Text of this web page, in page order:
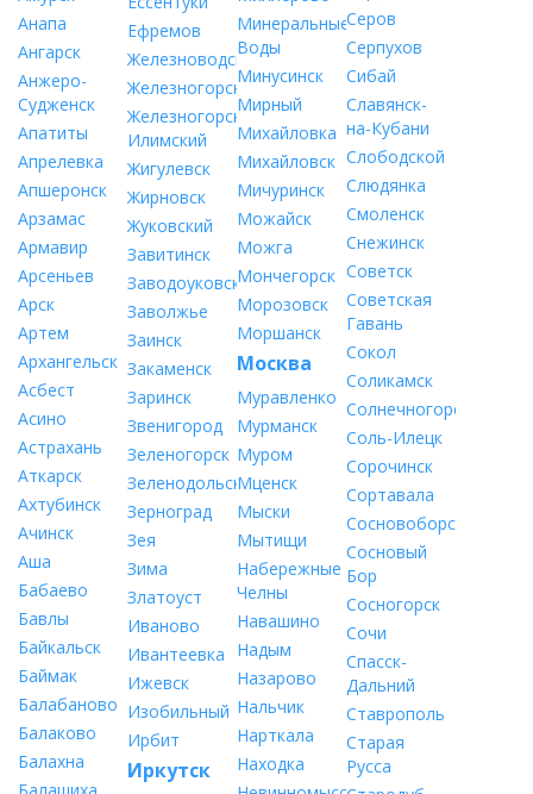
Анапа
Ангарск
Анжеро-
Судженск
Апатиты
Апрелевка
Апшеронск
Арзамас
Армавир
Арсеньев
Арск
Артем
Архангельск
Асбест
Асино
Астрахань
Аткарск
Ахтубинск
Ачинск
Аша
Бабаево
Бавлы
Байкальск
Баймак
Балабаново
Балаково
Балахна
Ефремов
Железноводск
Железногорск
Железногорск-
Илимский
Жигулевск
Жирновск
Жуковский
Завитинск
Заводоуковск
Заволжье
Заинск
Закаменск
Заринск
Звенигород
Зеленогорск
Зеленодольск
Зерноград
Зея
Зима
Златоуст
Иваново
Ивантеевка
Ижевск
Изобильный
Ирбит
Иркутск
Минеральные
Воды
Минусинск
Мирный
Михайловка
Михайловск
Мичуринск
Можайск
Можга
Мончегорск
Морозовск
Моршанск
Москва
Муравленко
Мурманск
Муром
Мценск
Мыски
Мытищи
Набережные
Челны
Навашино
Надым
Назарово
Нальчик
Нарткала
Находка
Серов
Серпухов
Сибай
Славянск-
на-Кубани
Слободской
Слюдянка
Смоленск
Снежинск
Советск
Советская
Гавань
Сокол
Соликамск
Солнечногорск
Соль-Илецк
Сорочинск
Сортавала
Сосновоборск
Сосновый
Бор
Сосногорск
Сочи
Спасск-
Дальний
Ставрополь
Старая
Русса